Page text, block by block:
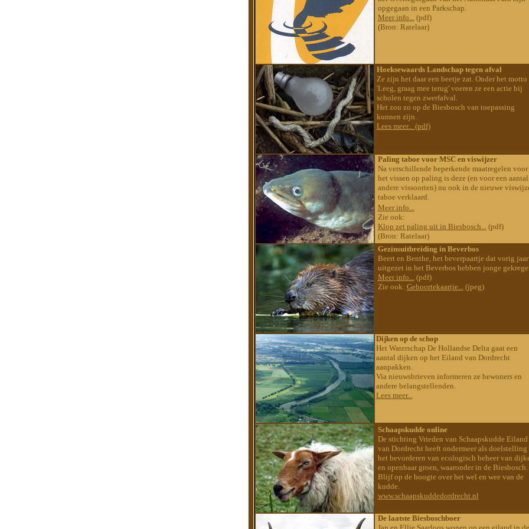
opgegaan in een Parkschap.
Meer info... (pdf)
(Bron: Ratelaar)
Hoeksewaards Landschap tegen afval
Ze zijn het daar een beetje zat. Onder het motto
'Leeg, graag mee terug' voeren ze een actie bij
scholen tegen zwerfafval.
Het zou zo op de Biesbosch van toepassing
kunnen zijn.
Lees meer... (pdf)
Paling taboe voor MSC en viswijzer
Na verschillende beperkende maatregelen voor
het vissen op paling is deze (en voor een aantal
andere vissoorten) nu ook in de nieuwe
taboe verklaard.
Meer info...
Zie ook:
Klop zet paling uit in Biesbosch... (pdf)
(Bron: Ratelaar)
Gezinsuitbreiding in Beverbos
Beert en Benthe, het beverpaartje dat vorig
uitgezet in het Beverbos hebben jonge
Meer info... (pdf)
Zie ook: Geboortekaartje... (jpeg)
Dijken op de schop
HetWaterschap De Hollandse Delta gaat een
aantal dijken op het Eiland van Dordrecht
aanpakken.
Via nieuwsbrieven informeren ze bewoners en
andere belangstellenden.
Lees meer...
Schaapskudde online
De stichting Vrieden van Schaapskudde Eiland
van Dordrecht heeft ondermeer als doelstelling
het bevorderen van ecologisch beheer van
en openbaar groen, waaronder in de Biesbosch.
Blijf op de hoogte over het wel en wee van de
kudde.
www.schaapskuddedordrecht.nl
De laatste Biesboschboer